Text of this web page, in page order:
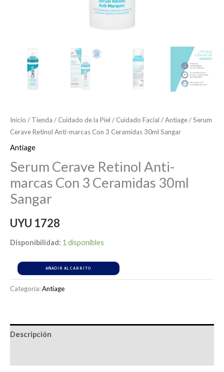
Inicio / Tienda / Cuidado de la Piel / Cuidado Facial /Antiage/ Serum
Cerave Retinol Anti-marcas Con 3 Ceramidas 30ml Sangar
Antiage
Serum Cerave Retinol Anti-
marcas Con 3 Ceramidas 30ml
Sangar
UYU 1728
Disponibilidad: 1 disponibles
AÑADIR AL CARRITO
Categoría:Antiage
Descripción